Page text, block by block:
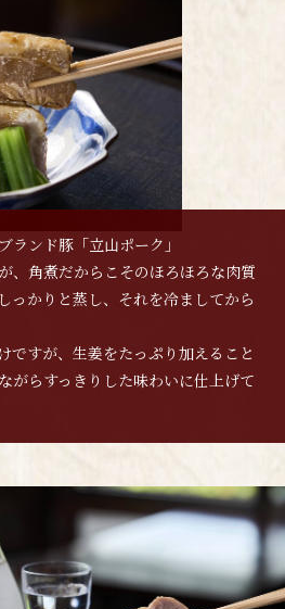
ランド豚「立山ポーク」
、角煮だからこそのほろほろな肉質
っかりと蒸し、それを冷ましてから
ですが、生姜をたっぷり加えること
がらすっきりした味わいに仕上げて